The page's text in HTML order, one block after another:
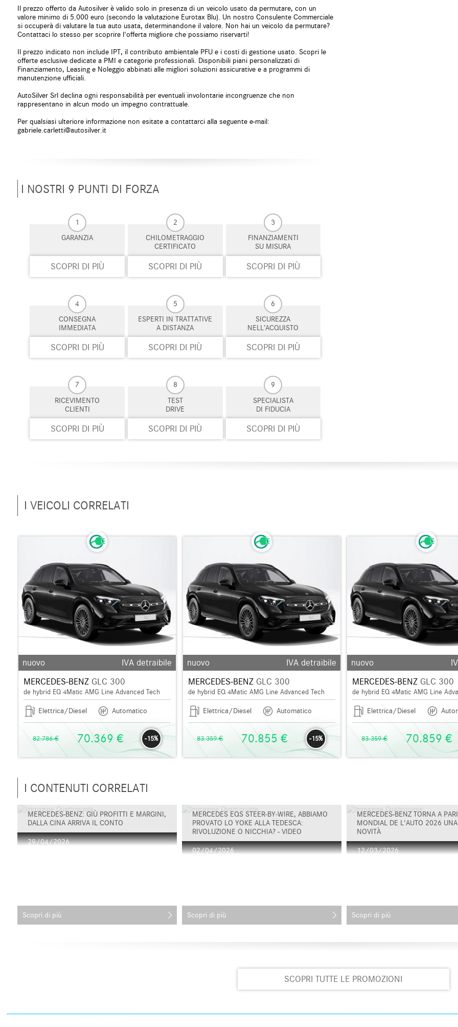
Luce d'ambiente
Luci diurne
Luci diurne LED
Monitoraggio pressione pneumatici
MP3
Pacchetto sportivo
Parabrezza riscaldabile
Park Distance Control
Pneumatici estivi
Portellone posteriore elettrico
Regolazione elettrica sedili
Riconoscimento dei segnali stradali
Schermo multifunzione interamente digitale
Sedile passeggero ribaltabile
Sensore di pioggia
Sensori di parcheggio anteriori
Sensori di parcheggio posteriori
Servosterzo
Sistema di avviso di distanza
Sistema di chiamata d'emergenza
Sistema di navigazione
Vetri oscurati
Volante in pelle
Il prezzo offerto da Autosilver è valido solo in presenza di un veicolo usato da permutare, con un
valore minimo di 5.000 euro (secondo la valutazione Eurotax Blu). Un nostro Consulente Commerciale
si occuperà di valutare la tua auto usata, determinandone il valore. Non hai un veicolo da permutare?
Contattaci lo stesso per scoprire l'offerta migliore che possiamo riservarti!
Il prezzo indicato non include IPT, il contributo ambientale PFU e i costi di gestione usato. Scopri le
offerte esclusive dedicate a PMI e categorie professionali. Disponibili piani personalizzati di
Finanziamento, Leasing e Noleggio abbinati alle migliori soluzioni assicurative e a programmi di
manutenzione ufficiali.
AutoSilver Srl declina ogni responsabilità per eventuali involontarie incongruenze che non
rappresentano in alcun modo un impegno contrattuale.
Per qualsiasi ulteriore informazione non esitate a contattarci alla seguente e-mail:
gabriele.carletti@autosilver.it
I NOSTRI 9 PUNTI DI FORZA
1
GARANZIA
SCOPRI DI PIÙ
2
CHILOMETRAGGIO
CERTIFICATO
SCOPRI DI PIÙ
3
FINANZIAMENTI
SU MISURA
SCOPRI DI PIÙ
4
CONSEGNA
IMMEDIATA
SCOPRI DI PIÙ
5
ESPERTI IN TRATTATIVE
A DISTANZA
SCOPRI DI PIÙ
6
SICUREZZA
NELL’ACQUISTO
SCOPRI DI PIÙ
7
RICEVIMENTO
CLIENTI
SCOPRI DI PIÙ
8
TEST
DRIVE
SCOPRI DI PIÙ
9
SPECIALISTA
DI FIDUCIA
SCOPRI DI PIÙ
I VEICOLI CORRELATI
nuovo
IVA detraibile
MERCEDES-BENZGLC 300
de hybrid EQ 4Matic AMG Line Advanced Tech
Elettrica/Diesel Automatico
82.786 € -15%
70.369 €
nuovo
IVA detraibile
MERCEDES-BENZGLC 300
de hybrid EQ 4Matic AMG Line Advanced Tech
Elettrica/Diesel Automatico
83.359 € -15%
70.855 €
nuovo
MERCEDES-BENZ GLC 300
de hybrid EQ 4Matic AMG Line
Elettrica/Diesel
83.359 € 70.859 €
I CONTENUTI CORRELATI
MERCEDES-BENZ: GIÙ PROFITTI E MARGINI,
DALLA CINA ARRIVA IL CONTO
29/04/2026
Scopri di più
MERCEDES EQS STEER‑BY‑WIRE, ABBIAMO
PROVATO LO YOKE ALLA TEDESCA:
RIVOLUZIONE O NICCHIA? - VIDEO
02/04/2026
Scopri di più
MERCEDES-BENZ TORNA A
MONDIAL DE L'AUTO 2026 UNA
NOVITÀ
12/03/2026
Scopri di più
SCOPRI TUTTE LE PROMOZIONI